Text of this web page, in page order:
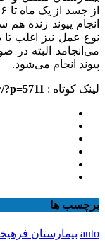
انجام پیوند زنده
نوع عمل نیز اغلب
می‌انجامد البته
پیوند انجام می‌شود.
لینک کوتاه :
برچسب ها
auto بیمارستان